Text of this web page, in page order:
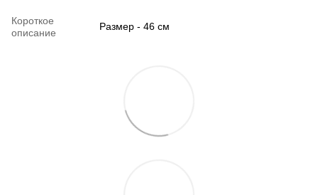
Короткое
описание
Размер - 46 см